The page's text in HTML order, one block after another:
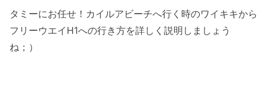
タミーにお任せ！カイルアビーチへ行く時のワイキキから
フリーウエイH1への行き方を詳しく説明しましょう
ね；）